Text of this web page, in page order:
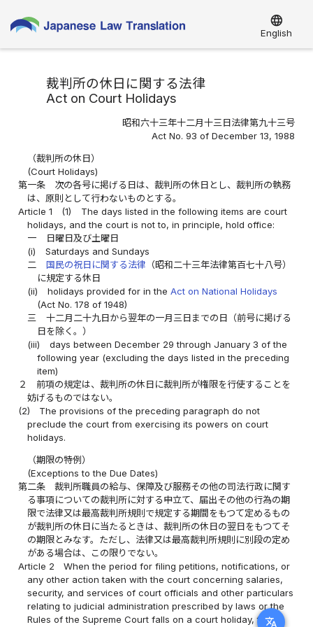
language
English
translate
裁判所の休日に関する法律
Act on Court Holidays
昭和六十三年十二月十三日法律第九十三号
Act No. 93 of December 13, 1988
（裁判所の休日）
(Court Holidays)
第一条
次の各号に掲げる日は、裁判所の休日とし、裁判所の執務
は、原則として行わないものとする。
Article 1
(1)
The days listed in the following items are court
holidays, and the court is not to, in principle, hold office:
一
日曜日及び土曜日
(i)
Saturdays and Sundays
二
国民の祝日に関する法律 （昭和二十三年法律第百七十八号）
に規定する休日
(ii)
holidays provided for in the Act on National Holidays
(Act No. 178 of 1948)
三
十二月二十九日から翌年の一月三日までの日（前号に掲げる
日を除く。）
(iii)
days between December 29 through January 3 of the
following year (excluding the days listed in the preceding
item)
２
前項の規定は、裁判所の休日に裁判所が権限を行使することを
妨げるものではない。
(2)
The provisions of the preceding paragraph do not
preclude the court from exercising its powers on court
holidays.
（期限の特例）
(Exceptions to the Due Dates)
第二条
裁判所職員の給与、保障及び服務その他の司法行政に関す
る事項についての裁判所に対する申立て、届出その他の行為の期
限で法律又は最高裁判所規則で規定する期間をもつて定めるもの
が裁判所の休日に当たるときは、裁判所の休日の翌日をもつてそ
の期限とみなす。ただし、法律又は最高裁判所規則に別段の定め
がある場合は、この限りでない。
Article 2
When the period for filing petitions, notifications, or
any other action taken with the court concerning salaries,
security, and services of court officials and other particulars
relating to judicial administration prescribed by laws or the
Rules of the Supreme Court falls on a court holiday, the